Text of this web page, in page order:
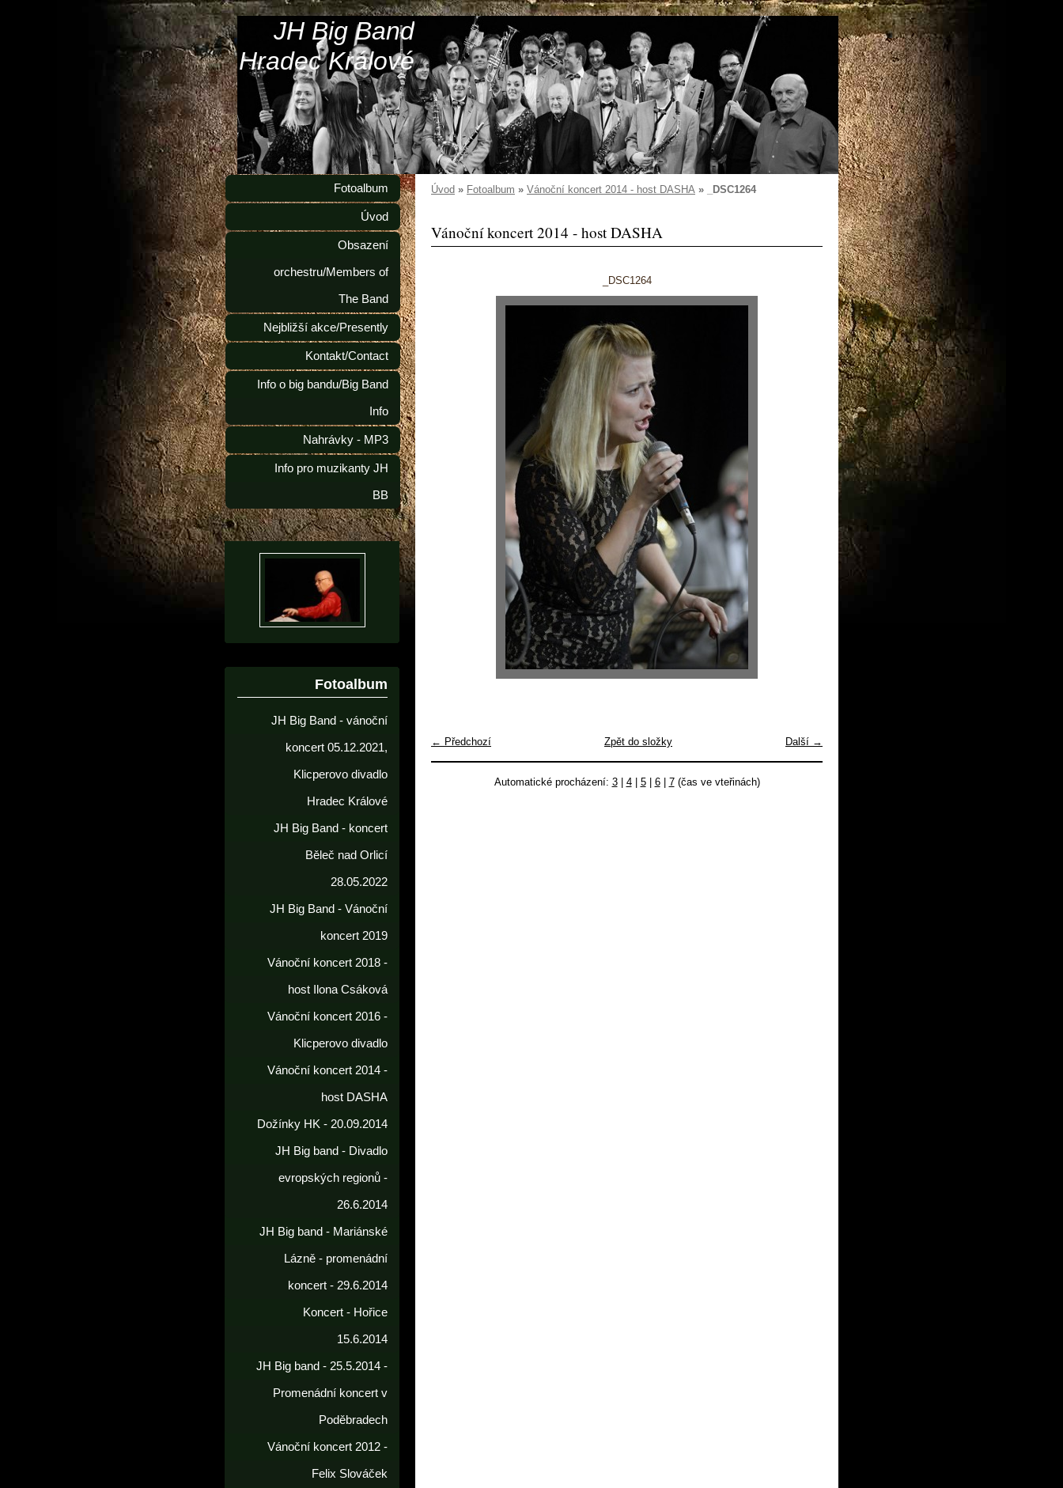
JH Big Band
Hradec Králové
Úvod » Fotoalbum » Vánoční koncert 2014 - host DASHA » _DSC1264
Vánoční koncert 2014 - host DASHA
_DSC1264
← Předchozí Další →
Zpět do složky
Automatické procházení: 3| 4| 5| 6| 7(čas ve vteřinách)
Fotoalbum
Úvod
Obsazení
orchestru/Members of
The Band
Nejbližší akce/Presently
Kontakt/Contact
Info o big bandu/Big Band
Info
Nahrávky - MP3
Info pro muzikanty JH
BB
Fotoalbum
JH Big Band - vánoční
koncert 05.12.2021,
Klicperovo divadlo
Hradec Králové
JH Big Band - koncert
Běleč nad Orlicí
28.05.2022
JH Big Band - Vánoční
koncert 2019
Vánoční koncert 2018 -
host Ilona Csáková
Vánoční koncert 2016 -
Klicperovo divadlo
Vánoční koncert 2014 -
host DASHA
Dožínky HK - 20.09.2014
JH Big band - Divadlo
evropských regionů -
26.6.2014
JH Big band - Mariánské
Lázně - promenádní
koncert - 29.6.2014
Koncert - Hořice
15.6.2014
JH Big band - 25.5.2014 -
Promenádní koncert v
Poděbradech
Vánoční koncert 2012 -
Felix Slováček